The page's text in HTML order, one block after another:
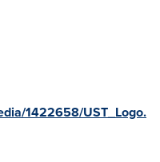
1422658/UST_Logo.